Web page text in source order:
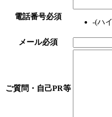
電話番号必須
-(ハ
メール必須
ご質問・自己PR等